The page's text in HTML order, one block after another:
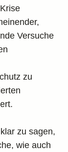
Versuche
zu
zu sagen,
wie auch